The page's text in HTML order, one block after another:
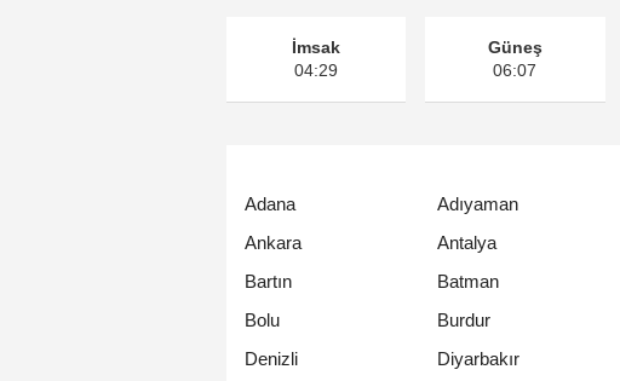
İmsak
04:29
Güneş
06:07
Adana Adıyaman
Ankara
Antalya
Bartın
Batman
Bolu
Burdur
Denizli
Diyarbakır